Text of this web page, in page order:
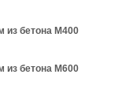
из бетона М400
из бетона М600